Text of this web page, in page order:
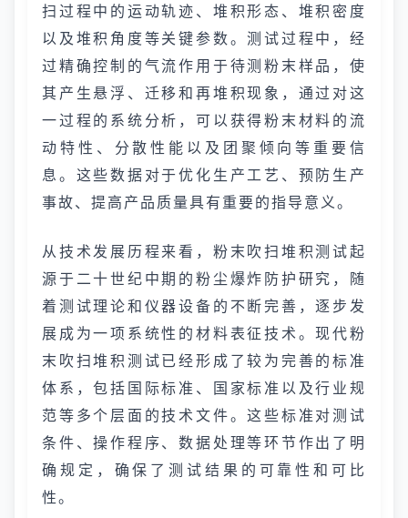
扫过程中的运动轨迹、堆积形态、堆积密度
以及堆积角度等关键参数。测试过程中，经
过精确控制的气流作用于待测粉末样品，使
其产生悬浮、迁移和再堆积现象，通过对这
一过程的系统分析，可以获得粉末材料的流
动特性、分散性能以及团聚倾向等重要信
息。这些数据对于优化生产工艺、预防生产
事故、提高产品质量具有重要的指导意义。
从技术发展历程来看，粉末吹扫堆积测试起
源于二十世纪中期的粉尘爆炸防护研究，随
着测试理论和仪器设备的不断完善，逐步发
展成为一项系统性的材料表征技术。现代粉
末吹扫堆积测试已经形成了较为完善的标准
体系，包括国际标准、国家标准以及行业规
范等多个层面的技术文件。这些标准对测试
条件、操作程序、数据处理等环节作出了明
确规定，确保了测试结果的可靠性和可比
性。